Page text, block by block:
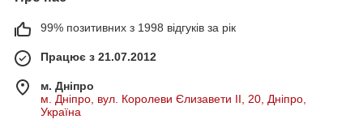
99% позитивних з 1998 відгуків за рік
Працює з 21.07.2012
м. Дніпро
м. Дніпро, вул. Королеви Єлизавети ІІ, 20, Дніпро,
Україна